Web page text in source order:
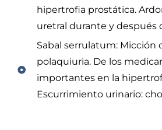
hipertrofia prostática.
uretral durante y después
Sabal serrulatum: Micción
polaquiuria. De los
importantes en la
Escurrimiento urinario: